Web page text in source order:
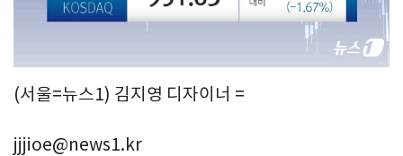
(서울=뉴스1) 김지영 디자이너 =
jjjioe@news1.kr